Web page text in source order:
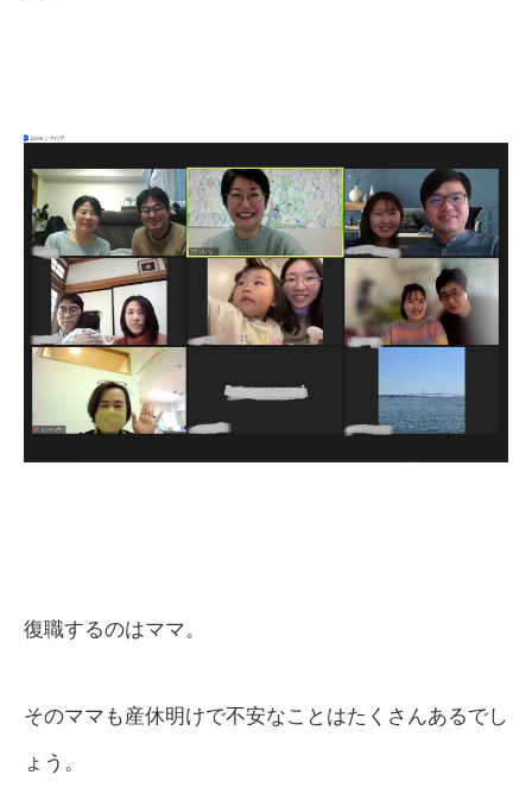
復職するのはママ。
そのママも産休明けで不安なことはたくさんあるでし
ょう。